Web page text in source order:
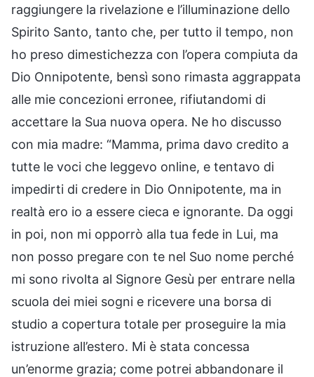
raggiungere la rivelazione e l’illuminazione dello
Spirito Santo, tanto che, per tutto il tempo, non
ho preso dimestichezza con l’opera compiuta da
Dio Onnipotente, bensì sono rimasta aggrappata
alle mie concezioni erronee, rifiutandomi di
accettare la Sua nuova opera. Ne ho discusso
con mia madre: “Mamma, prima davo credito a
tutte le voci che leggevo online, e tentavo di
impedirti di credere in Dio Onnipotente, ma in
realtà ero io a essere cieca e ignorante. Da oggi
in poi, non mi opporrò alla tua fede in Lui, ma
non posso pregare con te nel Suo nome perché
mi sono rivolta al Signore Gesù per entrare nella
scuola dei miei sogni e ricevere una borsa di
studio a copertura totale per proseguire la mia
istruzione all’estero. Mi è stata concessa
un’enorme grazia; come potrei abbandonare il